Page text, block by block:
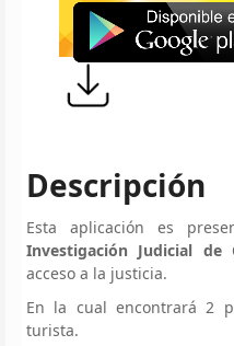
Descripción
Esta aplicación es
Investigación Judicial de
acceso a la justicia.
En la cual encontrará 2
turista.